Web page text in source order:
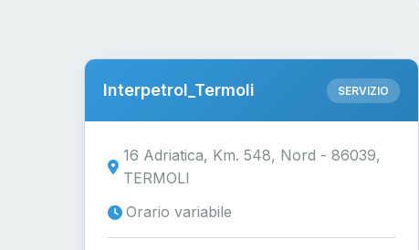
Interpetrol_Termoli SERVIZIO
16 Adriatica, Km. 548, Nord - 86039,
TERMOLI
Orario variabile